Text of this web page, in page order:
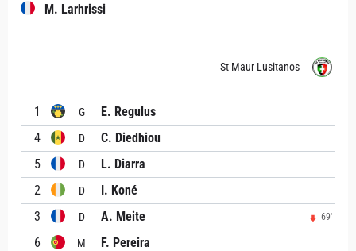
M. Larhrissi
St Maur Lusitanos
1 G
E. Regulus
4
D
C. Diedhiou
5
D
L. Diarra
2
D
I. Koné
3
D A. Meite 69'
6 M
F. Pereira